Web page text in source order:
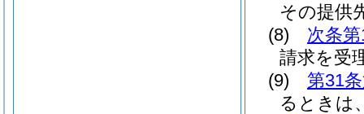
その提供
(8)
次条
請求を受
(9)
第31
るときは